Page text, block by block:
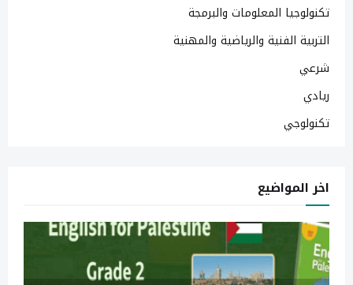
تكنولوجيا المعلومات والبرمجة
التربية الفنية والرياضية والمهنية
شرعي
ريادي
تكنولوجي
اخر المواضيع